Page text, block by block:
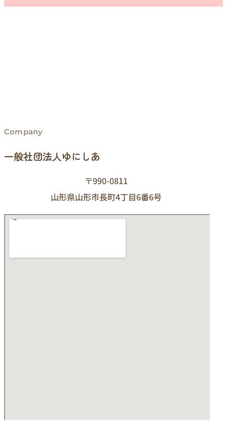
Company
一般社団法人ゆにしあ
〒990-0811
山形県山形市長町4丁目6番6号